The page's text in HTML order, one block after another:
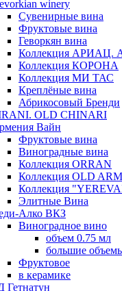
winery
Сувенирные вина
Фруктовые вина
Геворкян вина
Коллекция АРИАЦ.
Коллекция КОРОНА
Коллекция МИ ТАС
Креплёные вина
Абрикосовый Бренди
OLD CHINARI
Вайн
Фруктовые вина
Виноградные вина
Коллекция ORRAN
Коллекция OLD
Коллекция
Элитные Вина
Алко ВКЗ
Виноградное вино
объем 0.75 мл
большие
Фруктовое
в керамике
Гетнатун